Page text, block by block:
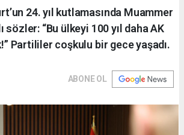
24. yıl kutlamasında Muammer
sözler: “Bu ülkeyi 100 yıl daha AK
Partililer coşkulu bir gece yaşadı.
ABONE OL